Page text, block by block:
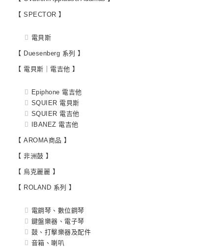
【 SPECTOR 】
電貝斯
【 Duesenberg 系列 】
【 電貝斯｜電吉他 】
Epiphone 電吉他
SQUIER 電貝斯
SQUIER 電吉他
IBANEZ 電吉他
【 AROMA商品 】
【 非洲鼓 】
【 烏克麗麗 】
【 ROLAND 系列 】
電鋼琴、數位鋼琴
鍵盤樂器、電子琴
鼓、打擊樂器及配件
音箱、喇叭